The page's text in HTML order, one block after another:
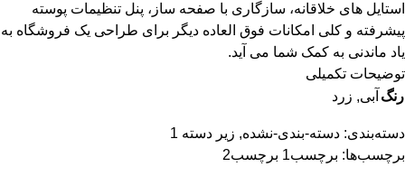
استایل های خلاقانه، سازگاری با صفحه ساز، پنل تنظیمات پوسته
پیشرفته و کلی امکانات فوق العاده دیگر برای طراحی یک فروشگاه به
یاد ماندنی به کمک شما می آید.
توضیحات تکمیلی
رنگ آبی, زرد
دسته‌بندی: دسته-بندی-نشده, زیر دسته 1
برچسب‌ها: برچسب1 برچسب2